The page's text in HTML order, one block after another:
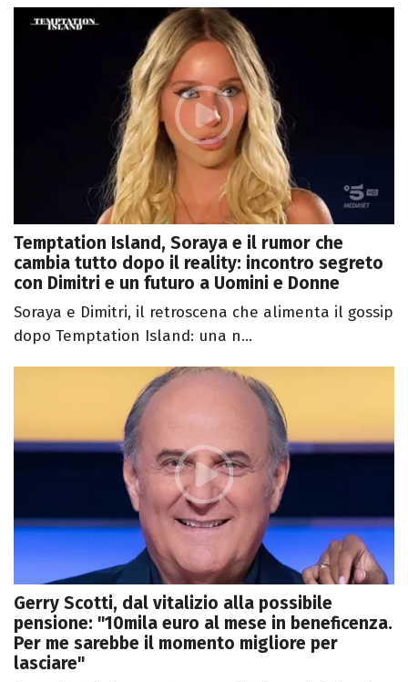
Temptation Island, Soraya e il rumor che
cambia tutto dopo il reality: incontro segreto
con Dimitri e un futuro a Uomini e Donne
Soraya e Dimitri, il retroscena che alimenta il gossip
dopo Temptation Island: una n...
Gerry Scotti, dal vitalizio alla possibile
pensione: "10mila euro al mese in beneficenza.
Per me sarebbe il momento migliore per
lasciare"